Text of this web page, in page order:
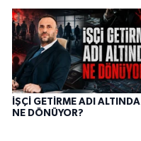
İŞÇİ GETİRME ADI ALTINDA
NE DÖNÜYOR?